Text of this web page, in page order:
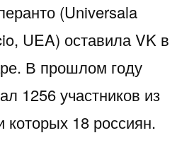
(Universala
UEA) оставила VK в
В прошлом году
1256 участников из
которых 18 россиян.